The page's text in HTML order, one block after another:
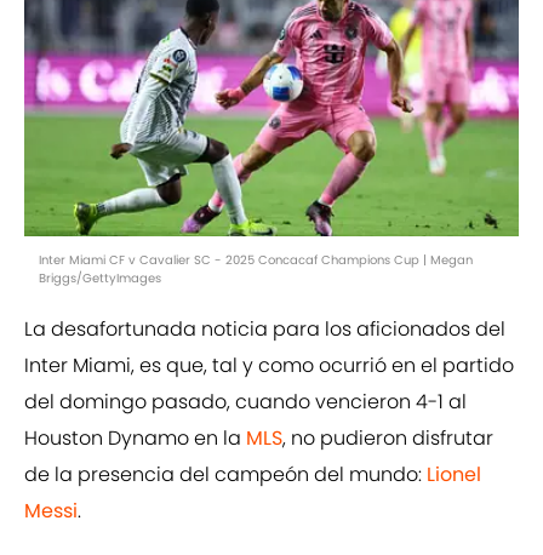
Inter Miami CF v Cavalier SC - 2025 Concacaf Champions Cup | Megan
Briggs/GettyImages
La desafortunada noticia para los aficionados del
Inter Miami, es que, tal y como ocurrió en el partido
del domingo pasado, cuando vencieron 4-1 al
Houston Dynamo en la MLS, no pudieron disfrutar
de la presencia del campeón del mundo: Lionel
Messi.